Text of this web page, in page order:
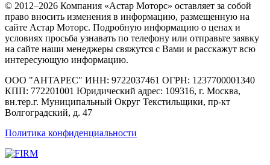
© 2012–2026 Компания «Астар Моторс» оставляет за собой
право вносить изменения в информацию, размещенную на
сайте Астар Моторс. Подробную информацию о ценах и
условиях просьба узнавать по телефону или отправьте заявку
на сайте наши менеджеры свяжутся с Вами и расскажут всю
интересующую информацию.
ООО "АНТАРЕС" ИНН: 9722037461 ОГРН: 1237700001340
КПП: 772201001 Юридический адрес: 109316, г. Москва,
вн.тер.г. Муниципальный Округ Текстильщики, пр-кт
Волгоградский, д. 47
Политика конфиденциальности